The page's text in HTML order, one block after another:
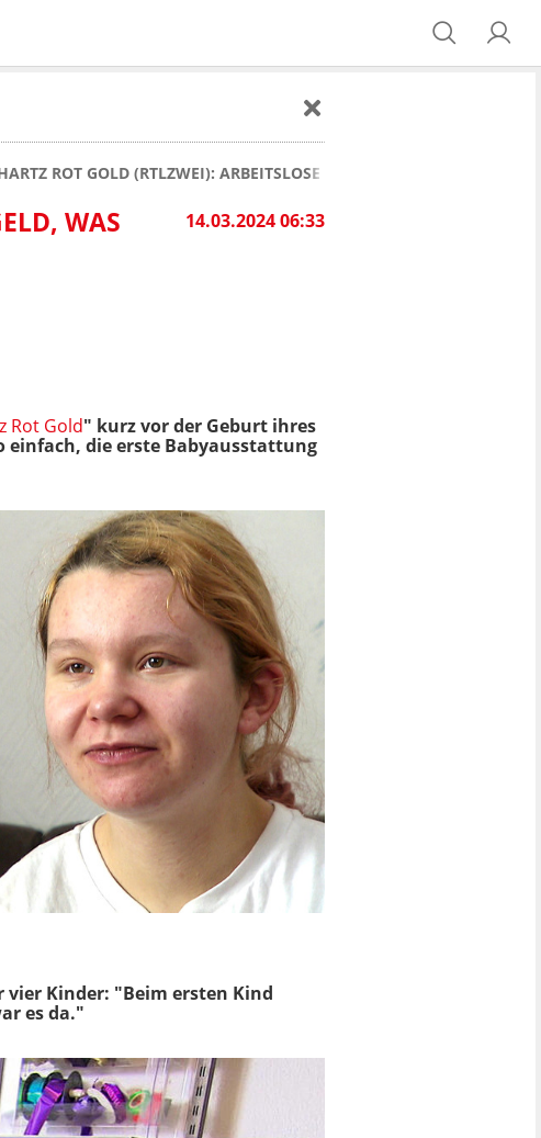
ROT GOLD (RTLZWEI): ARBEITSLOSE LISA (18) FINANZIERT
14.03.2024 06:33
WAS
Rot Gold" kurz vor der Geburt ihres
einfach, die erste Babyausstattung
Kinder: "Beim ersten Kind
es da."